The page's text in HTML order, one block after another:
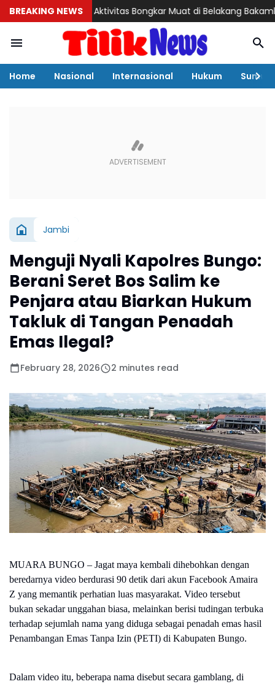
BREAKING NEWS
Misteri Aktivitas Bongkar Muat di Belakang Bakamla
Home Nasional Internasional Hukum Sumut
Jambi
Menguji Nyali Kapolres Bungo:
Berani Seret Bos Salim ke
Penjara atau Biarkan Hukum
Takluk di Tangan Penadah
Emas Ilegal?
February 28, 2026 2 minutes read
MUARA BUNGO – Jagat maya kembali dihebohkan dengan
beredarnya video berdurasi 90 detik dari akun Facebook Amaira
Z yang memantik perhatian luas masyarakat. Video tersebut
bukan sekadar unggahan biasa, melainkan berisi tudingan terbuka
terhadap sejumlah nama yang diduga sebagai penadah emas hasil
Penambangan Emas Tanpa Izin (PETI) di Kabupaten Bungo.
Dalam video itu, beberapa nama disebut secara gamblang, di